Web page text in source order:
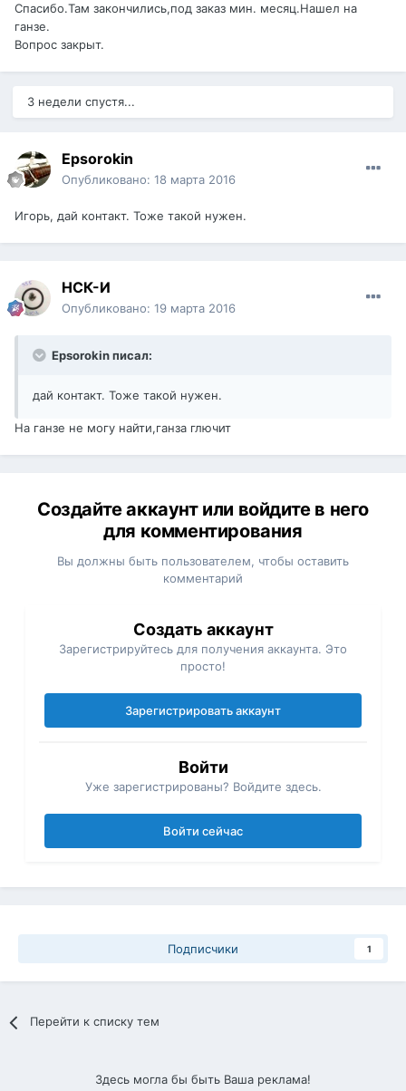
Спасибо.Там закончились,под заказ мин. месяц.Нашел на
ганзе.
Вопрос закрыт.
3 недели спустя...
Epsorokin
Опубликовано: 18 марта 2016
Игорь, дай контакт. Тоже такой нужен.
НСК-И
Опубликовано: 19 марта 2016
Epsorokin писал:
дай контакт. Тоже такой нужен.
На ганзе не могу найти,ганза глючит
Создайте аккаунт или войдите в него
для комментирования
Вы должны быть пользователем, чтобы оставить
комментарий
Создать аккаунт
Зарегистрируйтесь для получения аккаунта. Это
просто!
Зарегистрировать аккаунт
Войти
Уже зарегистрированы? Войдите здесь.
Войти сейчас
Подписчики 1
Перейти к списку тем
Здесь могла бы быть Ваша реклама!